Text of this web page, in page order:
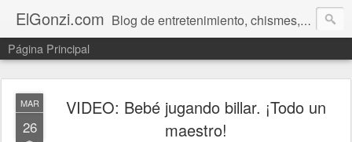
ElGonzi.com Blog de entretenimiento, chismes, humor, farándula, curiosidades, ovnis, noticias calientes, fotos, videos, paranormal y ¡más!
Página Principal
MAR
26
VIDEO: Bebé jugando billar. ¡Todo un
maestro!